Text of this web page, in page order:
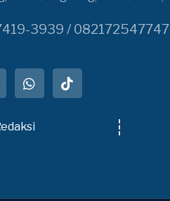
3939 / 082172547747